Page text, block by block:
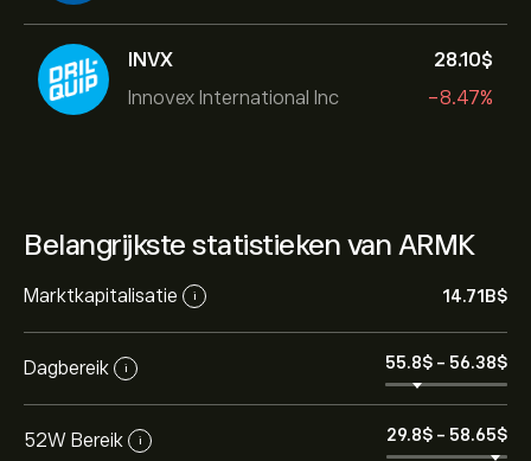
INVX
Innovex International Inc
28.10‎$‎
-8.47%
Belangrijkste statistieken van ARMK
Marktkapitalisatie i 14.71B‎$‎
Dagbereik i 55.8‎$‎ - 56.38‎$‎
52W Bereik i 29.8‎$‎ - 58.65‎$‎